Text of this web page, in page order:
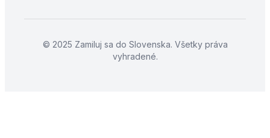
© 2025 Zamiluj sa do Slovenska. Všetky práva
vyhradené.